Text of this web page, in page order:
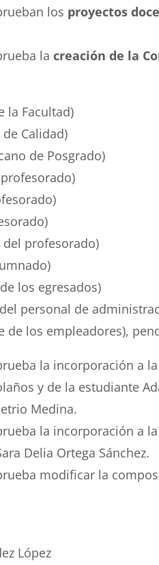
los proyectos
la creación de la
la Facultad)
Calidad)
de Posgrado)
profesorado)
los egresados)
personal de
de los empleadores),
la incorporación a la
y de la estudiante
Medina.
la incorporación a la
Delia Ortega Sánchez.
modificar la
López